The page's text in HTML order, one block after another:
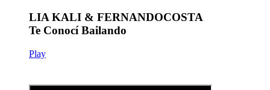
LIA KALI & FERNANDOCOSTA
Te Conocí Bailando
Play